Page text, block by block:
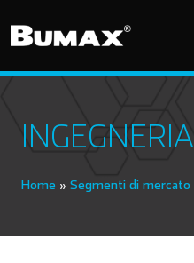
INGEGNERIA
Home » Segmenti di mercato